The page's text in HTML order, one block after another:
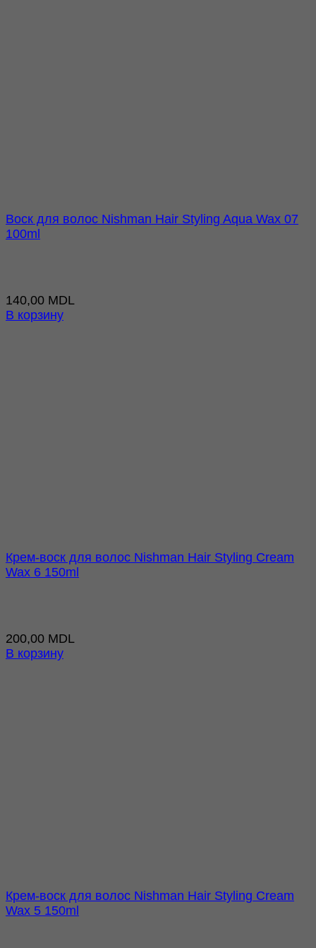
Воск для волос Nishman Hair Styling Aqua Wax 07
100ml
140,00 MDL
В корзину
Крем-воск для волос Nishman Hair Styling Cream
Wax 6 150ml
200,00 MDL
В корзину
Крем-воск для волос Nishman Hair Styling Cream
Wax 5 150ml